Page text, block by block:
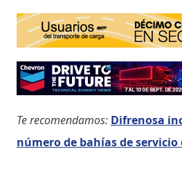
Te recomendamos: Difrenosa
número de bahías de servicio